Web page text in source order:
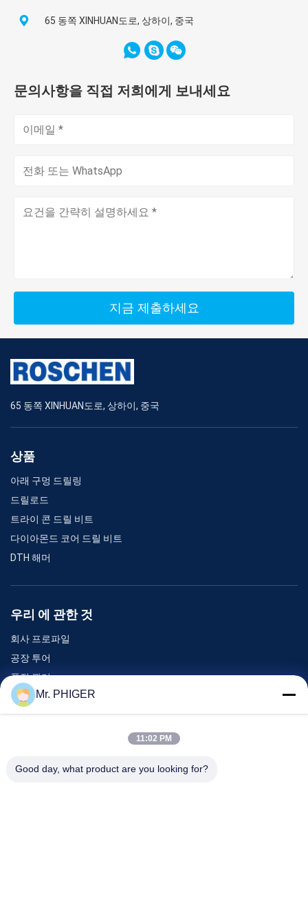
65 동쪽 XINHUAN도로, 상하이, 중국
문의사항을 직접 저희에게 보내세요
지금 제출하세요
65 동쪽 XINHUAN도로, 상하이, 중국
상품
아래 구멍 드릴링
드릴로드
트라이 콘 드릴 비트
다이아몬드 코어 드릴 비트
DTH 해머
우리 에 관한 것
회사 프로파일
공장 투어
품질 관리
사이트맵
저희와 연락
이벤트
Mr. PHIGER
11:02 PM
Good day, what product are you looking for?